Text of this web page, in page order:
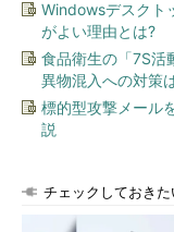
Windowsデスクト
がよい理由とは?
食品衛生の「7S活
異物混入への対策
標的型攻撃メール
説
チェックしておき